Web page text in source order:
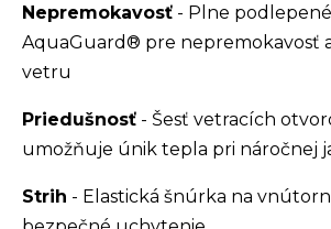
Nepremokavosť - Plne
AquaGuard® pre nepremokavosť
vetru
Priedušnosť - Šesť vetracích
umožňuje únik tepla pri náročnej
Strih - Elastická šnúrka na